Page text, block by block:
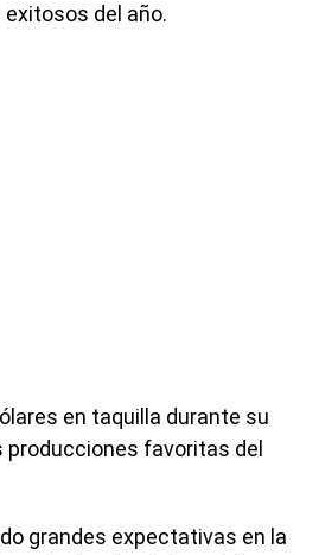
del año.
en taquilla durante su
producciones favoritas del
grandes expectativas en la